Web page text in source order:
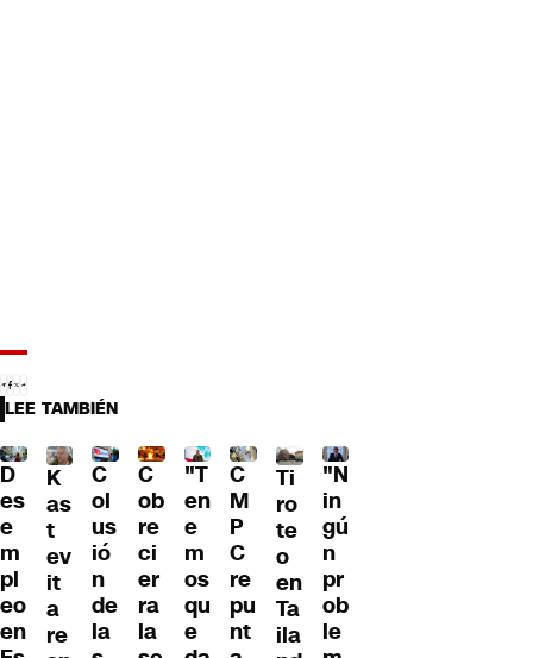
LEE TAMBIÉN
D
es
e
m
pl
eo
en
K
as
t
ev
it
a
re
C
ol
us
ió
n
de
la
C
ob
re
ci
er
ra
la
"T
en
e
m
os
qu
e
C
M
P
C
re
pu
nt
Ti
ro
te
o
en
Ta
ila
"N
in
gú
n
pr
ob
le